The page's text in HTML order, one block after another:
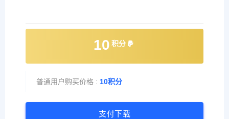
10 积分
普通用户购买价格 : 10积分
支付下载